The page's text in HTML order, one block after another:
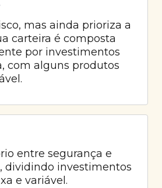
mas ainda prioriza a
carteira é composta
por investimentos
com alguns produtos
entre segurança e
dividindo investimentos
e variável.